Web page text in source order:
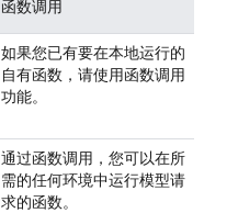
函数调用
如果您已有要在本地运行的
自有函数，请使用函数调用
功能。
通过函数调用，您可以在所
需的任何环境中运行模型请
求的函数。